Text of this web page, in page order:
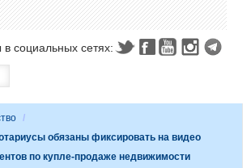
социальных сетях:
/
обязаны фиксировать на видео
по купле-продаже недвижимости